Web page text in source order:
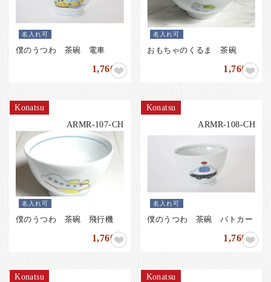
名入れ可
僕のうつわ 茶碗 電車
1,760円
名入れ可
おもちゃのくるま 茶碗
1,760円
Konatsu
ARMR-107-CH
名入れ可
僕のうつわ 茶碗 飛行機
1,760円
Konatsu
ARMR-108-CH
名入れ可
僕のうつわ 茶碗 パトカー
1,760円
Konatsu Konatsu